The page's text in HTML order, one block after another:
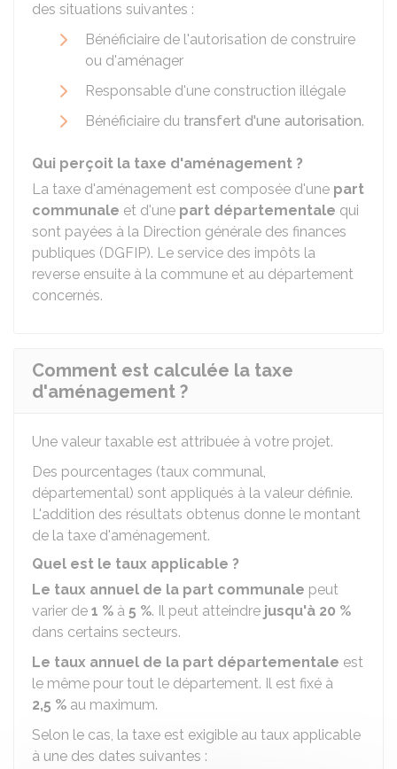
des situations suivantes :
Bénéficiaire de l'autorisation de construire
ou d'aménager
Responsable d'une construction illégale
Bénéficiaire du transfert d'une autorisation.
Qui perçoit la taxe d'aménagement ?
La taxe d'aménagement est composée d'une part
communale et d'une part départementale qui
sont payées à la Direction générale des finances
publiques (DGFIP). Le service des impôts la
reverse ensuite à la commune et au département
concernés.
Comment est calculée la taxe
d'aménagement ?
Une valeur taxable est attribuée à votre projet.
Des pourcentages (taux communal,
départemental) sont appliqués à la valeur définie.
L'addition des résultats obtenus donne le montant
de la taxe d'aménagement.
Quel est le taux applicable ?
Le taux annuel de la part communale peut
varier de 1 % à 5 %. Il peut atteindre jusqu'à 20 %
dans certains secteurs.
Le taux annuel de la part départementale est
le même pour tout le département. Il est fixé à
2,5 % au maximum.
Selon le cas, la taxe est exigible au taux applicable
à une des dates suivantes :